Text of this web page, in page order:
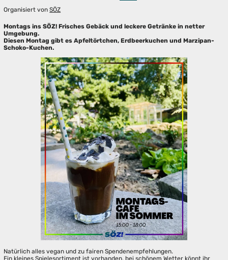
Organisiert vonSÖZ
Montags ins SÖZ! Frisches Gebäck und leckere Getränke in netter
Umgebung.
Diesen Montag gibt es Apfeltörtchen, Erdbeerkuchen und Marzipan-
Schoko-Kuchen.
Natürlich alles vegan und zu fairen Spendenempfehlungen.
Ein kleines Spielesortiment ist vorhanden, bei schönem Wetter könnt ihr